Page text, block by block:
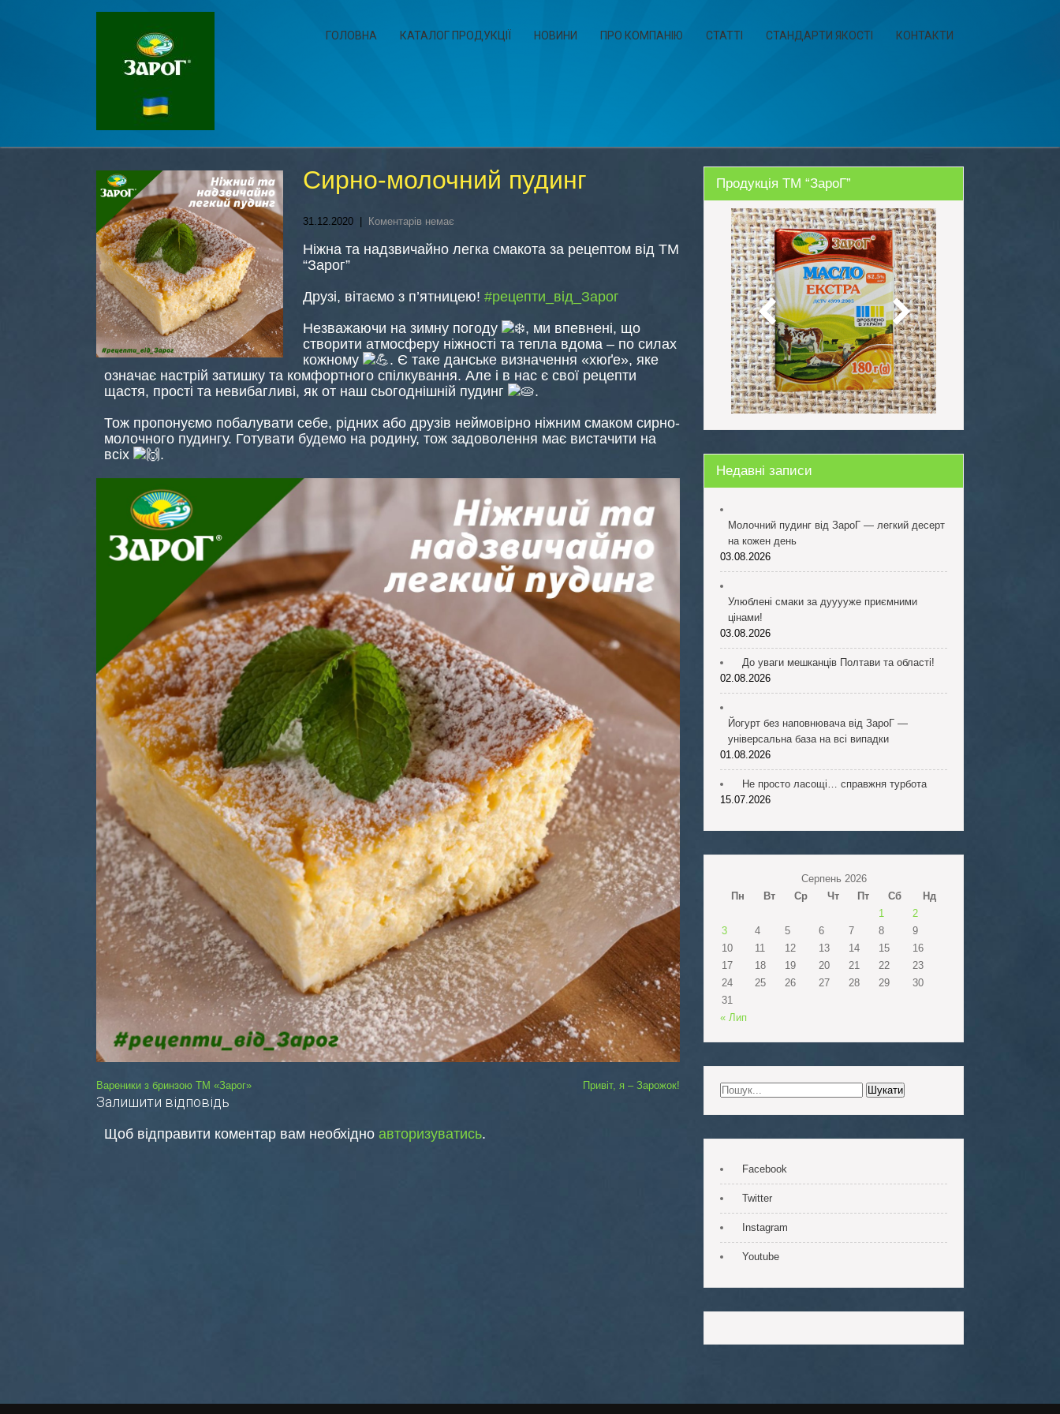
ГОЛОВНА КАТАЛОГ ПРОДУКЦІЇ НОВИНИ ПРО КОМПАНІЮ СТАТТІ СТАНДАРТИ ЯКОСТІ КОНТАКТИ
Сирно-молочний пудинг
31.12.2020 Коментарів немає
Ніжна та надзвичайно легка смакота за рецептом від ТМ
“Зарог”
Друзі, вітаємо з п’ятницею! #рецепти_від_Зарог
Незважаючи на зимну погоду
, ми впевнені, що
створити атмосферу ніжності та тепла вдома – по силах
кожному
. Є таке данське визначення «хюґе», яке
означає настрій затишку та комфортного спілкування. Але і в нас є свої рецепти
щастя, прості та невибагливі, як от наш сьогоднішній пудинг
.
Тож пропонуємо побалувати себе, рідних або друзів неймовірно ніжним смаком сирно-
молочного пудингу. Готувати будемо на родину, тож задоволення має вистачити на
всіх
.
Навігація
записів
Вареники з бринзою ТМ «Зарог» Привіт, я – Зарожок!
Залишити відповідь
Щоб відправити коментар вам необхідно авторизуватись.
Продукція ТМ “ЗароГ”
Недавні записи
Молочний пудинг від ЗароГ — легкий десерт
на кожен день
03.08.2026
Улюблені смаки за дууууже приємними
цінами!
03.08.2026
До уваги мешканців Полтави та області!
02.08.2026
Йогурт без наповнювача від ЗароГ —
універсальна база на всі випадки
01.08.2026
Не просто ласощі… справжня турбота
15.07.2026
Серпень 2026
Пн
Вт Ср Чт Пт Сб
Нд
1
2
3
4 5 6 7 8
9
10
11 12 13 14 15
16
17
18 19 20 21 22
23
24
25 26 27 28 29
30
31
« Лип
Facebook
Twitter
Instagram
Youtube